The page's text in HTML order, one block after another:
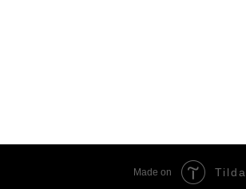
Made on Tilda